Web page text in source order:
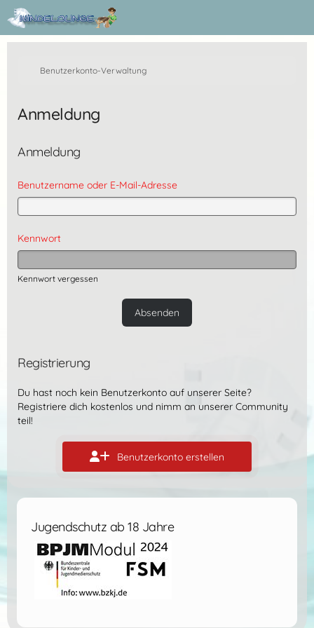
Benutzerkonto-Verwaltung
Anmeldung
Anmeldung
Benutzername oder E-Mail-Adresse
Kennwort
Kennwort vergessen
Registrierung
Du hast noch kein Benutzerkonto auf unserer Seite?
Registriere dich kostenlos und nimm an unserer Community
teil!
Benutzerkonto erstellen
Jugendschutz ab 18 Jahre